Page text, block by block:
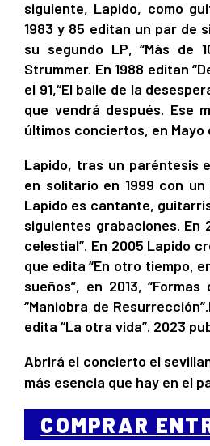
siguiente, Lapido, como
1983 y 85 editan un par de
su segundo LP, “Más de
Strummer. En 1988 editan
el 91,“El baile de la
que vendrá después. Ese
últimos conciertos, en Mayo
Lapido, tras un paréntesis
en solitario en 1999 con
Lapido es cantante,
siguientes grabaciones. En
celestial”. En 2005 Lapido
que edita “En otro tiempo,
sueños”, en 2013,
“Maniobra de
edita “La otra vida”. 2023
Abrirá el concierto el
más esencia que hay en el
COMPRAR